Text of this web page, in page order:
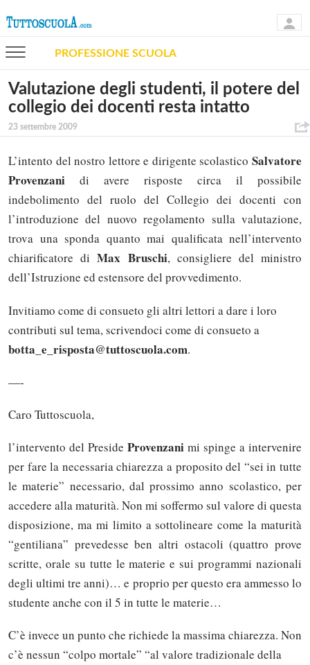
PROFESSIONE SCUOLA
Valutazione degli studenti, il potere del
collegio dei docenti resta intatto
23 settembre 2009
L’intento del nostro lettore e dirigente scolastico Salvatore
Provenzani di avere risposte circa il possibile
indebolimento del ruolo del Collegio dei docenti con
l’introduzione del nuovo regolamento sulla valutazione,
trova una sponda quanto mai qualificata nell’intervento
chiarificatore diMax Bruschi, consigliere del ministro
dell’Istruzione ed estensore del provvedimento.
Invitiamo come di consueto gli altri lettori a dare i loro
contributi sul tema, scrivendoci come di consueto a
botta_e_risposta@tuttoscuola.com.
—-
Caro Tuttoscuola,
l’intervento del Preside Provenzani mi spinge a intervenire
per fare la necessaria chiarezza a proposito del “sei in tutte
le materie” necessario, dal prossimo anno scolastico, per
accedere alla maturità. Non mi soffermo sul valore di questa
disposizione, ma mi limito a sottolineare come la maturità
“gentiliana” prevedesse ben altri ostacoli (quattro prove
scritte, orale su tutte le materie e sui programmi nazionali
degli ultimi tre anni)… e proprio per questo era ammesso lo
studente anche con il 5 in tutte le materie…
C’è invece un punto che richiede la massima chiarezza. Non
c’è nessun “colpo mortale” “al valore tradizionale della